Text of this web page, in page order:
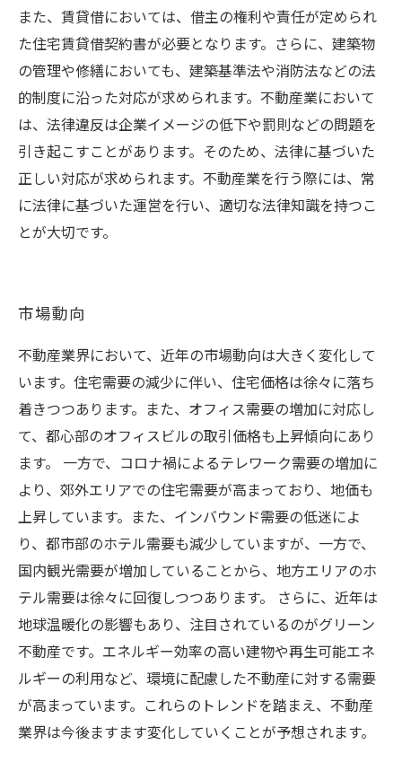
また、賃貸借においては、借主の権利や責任が定められ
た住宅賃貸借契約書が必要となります。さらに、建築物
の管理や修繕においても、建築基準法や消防法などの法
的制度に沿った対応が求められます。不動産業において
は、法律違反は企業イメージの低下や罰則などの問題を
引き起こすことがあります。そのため、法律に基づいた
正しい対応が求められます。不動産業を行う際には、常
に法律に基づいた運営を行い、適切な法律知識を持つこ
とが大切です。
市場動向
不動産業界において、近年の市場動向は大きく変化して
います。住宅需要の減少に伴い、住宅価格は徐々に落ち
着きつつあります。また、オフィス需要の増加に対応し
て、都心部のオフィスビルの取引価格も上昇傾向にあり
ます。 一方で、コロナ禍によるテレワーク需要の増加に
より、郊外エリアでの住宅需要が高まっており、地価も
上昇しています。また、インバウンド需要の低迷によ
り、都市部のホテル需要も減少していますが、一方で、
国内観光需要が増加していることから、地方エリアのホ
テル需要は徐々に回復しつつあります。 さらに、近年は
地球温暖化の影響もあり、注目されているのがグリーン
不動産です。エネルギー効率の高い建物や再生可能エネ
ルギーの利用など、環境に配慮した不動産に対する需要
が高まっています。これらのトレンドを踏まえ、不動産
業界は今後ますます変化していくことが予想されます。